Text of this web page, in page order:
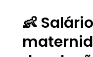
👶